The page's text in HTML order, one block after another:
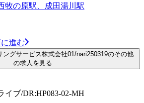
牧の原駅、成田湯川駅
進む
ングサービス株式会社01/nari250319のその他
の求人を見る
イブ/DR:HP083-02-MH